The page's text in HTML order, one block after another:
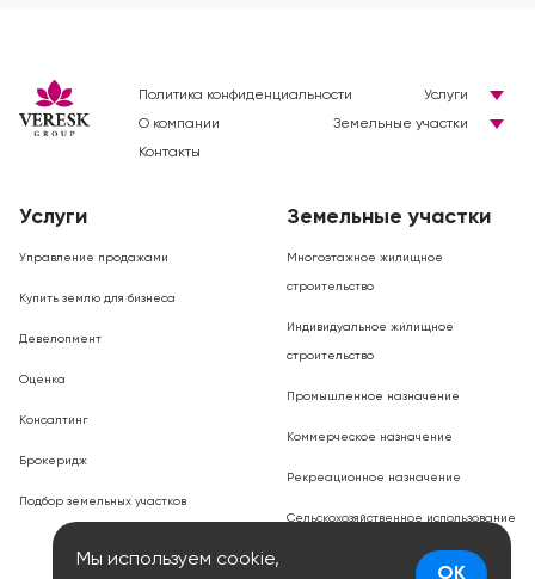
Услуги
Земельные участки
О компании
Контакты
Политика конфиденциальности
Услуги
Управление продажами
Купить землю для бизнеса
Девелопмент
Оценка
Консалтинг
Брокеридж
Подбор земельных участков
Земельные участки
Многоэтажное жилищное
строительство
Индивидуальное жилищное
строительство
Промышленное назначение
Коммерческое назначение
Рекреационное назначение
Сельскохозяйственное использование
Мы используем cookie,
OK